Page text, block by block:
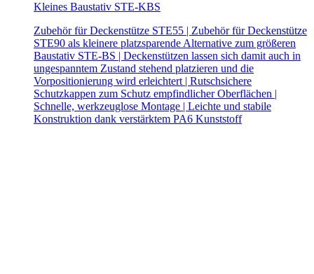
Kleines Baustativ STE-KBS
Zubehör für Deckenstütze STE55 | Zubehör für Deckenstütze
STE90 als kleinere platzsparende Alternative zum größeren
Baustativ STE-BS | Deckenstützen lassen sich damit auch in
ungespanntem Zustand stehend platzieren und die
Vorpositionierung wird erleichtert | Rutschsichere
Schutzkappen zum Schutz empfindlicher Oberflächen |
Schnelle, werkzeuglose Montage | Leichte und stabile
Konstruktion dank verstärktem PA6 Kunststoff